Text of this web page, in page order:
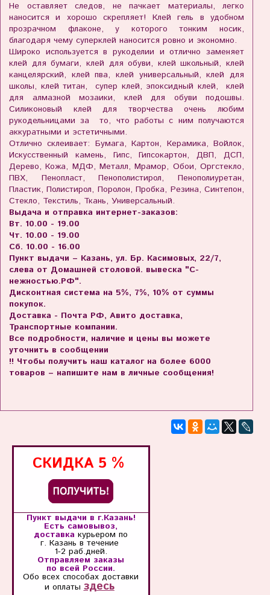
Не оставляет следов, не пачкает материалы, легко
наносится и хорошо скрепляет! Клей гель в удобном
прозрачном флаконе, у которого тонким носик,
благодаря чему суперклей наносится ровно и экономно.
Широко используется в рукоделии и отлично заменяет
клей для бумаги, клей для обуви, клей школьный, клей
канцелярский, клей пва, клей универсальный, клей для
школы, клей титан, супер клей, эпоксидный клей, клей
для алмазной мозаики, клей для обуви подошвы.
Силиконовый клей для творчества очень любим
рукодельницами за то, что работы с ним получаются
аккуратными и эстетичными.
Отлично склеивает: Бумага, Картон, Керамика, Войлок,
Искусственный камень, Гипс, Гипсокартон, ДВП, ДСП,
Дерево, Кожа, МДФ, Металл, Мрамор, Обои, Оргстекло,
ПВХ, Пенопласт, Пенополистирол, Пенополиуретан,
Пластик, Полистирол, Поролон, Пробка, Резина, Синтепон,
Стекло, Текстиль, Ткань, Универсальный.
Выдача и отправка интернет-заказов:
Вт. 10.00 - 19.00
Чт. 10.00 - 19.00
Сб. 10.00 - 16.00
Пункт выдачи – Казань, ул. Бр. Касимовых, 22/7,
слева от Домашней столовой. вывеска "С-
нежностью.РФ".
Дисконтная система на 5%, 7%, 10% от суммы
покупок.
Доставка - Почта РФ, Авито доставка,
Транспортные компании.
Все подробности, наличие и цены вы можете
уточнить в сообщении
!! Чтобы получить наш каталог на более 6000
товаров – напишите нам в личные сообщения!
СКИДКА 5 %
Пункт выдачи в г.Казань!
Есть самовывоз,
доставка курьером по
г. Казань в течение
1-2 раб.дней.
Отправляем заказы
по всей России.
Обо всех способахдоставки
и оплаты здесь